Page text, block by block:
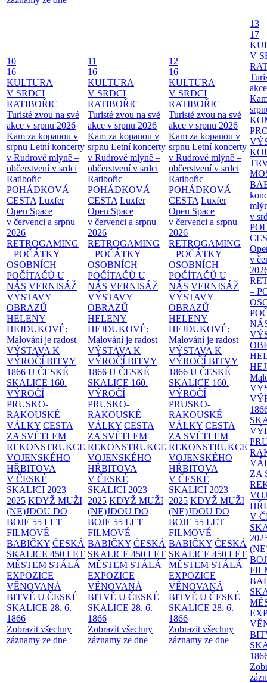
10
16
KULTURA
V SRDCI
RATIBOŘIC
Turisté zvou na své
akce v srpnu 2026
Kam za kopanou v
srpnu Letní koncerty
v Rudrově mlýně –
občerstvení v srdci
Ratibořic
POHÁDKOVÁ
CESTA Luxfer
Open Space
v červenci a srpnu
2026
RETROGAMING
– POČÁTKY
OSOBNÍCH
POČÍTAČŮ U
NÁS VERNISÁŽ
VÝSTAVY
OBRAZŮ
HELENY
HEJDUKOVÉ:
Malování je radost
VÝSTAVA K
VÝROČÍ BITVY
1866 U ČESKÉ
SKALICE 160.
VÝROČÍ
PRUSKO-
RAKOUSKÉ
VÁLKY CESTA
ZA SVĚTLEM
REKONSTRUKCE
VOJENSKÉHO
HŘBITOVA
V ČESKÉ
SKALICI 2023–
2025 KDYŽ MUŽI
(NE)JDOU DO
BOJE 55 LET
FILMOVÉ
BABIČKY ČESKÁ
SKALICE 450 LET
MĚSTEM STÁLÁ
EXPOZICE
VĚNOVANÁ
BITVĚ U ČESKÉ
SKALICE 28. 6.
1866
Zobrazit všechny
záznamy ze dne
11
16
KULTURA
V SRDCI
RATIBOŘIC
Turisté zvou na své
akce v srpnu 2026
Kam za kopanou v
srpnu Letní koncerty
v Rudrově mlýně –
občerstvení v srdci
Ratibořic
POHÁDKOVÁ
CESTA Luxfer
Open Space
v červenci a srpnu
2026
RETROGAMING
– POČÁTKY
OSOBNÍCH
POČÍTAČŮ U
NÁS VERNISÁŽ
VÝSTAVY
OBRAZŮ
HELENY
HEJDUKOVÉ:
Malování je radost
VÝSTAVA K
VÝROČÍ BITVY
1866 U ČESKÉ
SKALICE 160.
VÝROČÍ
PRUSKO-
RAKOUSKÉ
VÁLKY CESTA
ZA SVĚTLEM
REKONSTRUKCE
VOJENSKÉHO
HŘBITOVA
V ČESKÉ
SKALICI 2023–
2025 KDYŽ MUŽI
(NE)JDOU DO
BOJE 55 LET
FILMOVÉ
BABIČKY ČESKÁ
SKALICE 450 LET
MĚSTEM STÁLÁ
EXPOZICE
VĚNOVANÁ
BITVĚ U ČESKÉ
SKALICE 28. 6.
1866
Zobrazit všechny
záznamy ze dne
12
16
KULTURA
V SRDCI
RATIBOŘIC
Turisté zvou na své
akce v srpnu 2026
Kam za kopanou v
srpnu Letní koncerty
v Rudrově mlýně –
občerstvení v srdci
Ratibořic
POHÁDKOVÁ
CESTA Luxfer
Open Space
v červenci a srpnu
2026
RETROGAMING
– POČÁTKY
OSOBNÍCH
POČÍTAČŮ U
NÁS VERNISÁŽ
VÝSTAVY
OBRAZŮ
HELENY
HEJDUKOVÉ:
Malování je radost
VÝSTAVA K
VÝROČÍ BITVY
1866 U ČESKÉ
SKALICE 160.
VÝROČÍ
PRUSKO-
RAKOUSKÉ
VÁLKY CESTA
ZA SVĚTLEM
REKONSTRUKCE
VOJENSKÉHO
HŘBITOVA
V ČESKÉ
SKALICI 2023–
2025 KDYŽ MUŽI
(NE)JDOU DO
BOJE 55 LET
FILMOVÉ
BABIČKY ČESKÁ
SKALICE 450 LET
MĚSTEM STÁLÁ
EXPOZICE
VĚNOVANÁ
BITVĚ U ČESKÉ
SKALICE 28. 6.
1866
Zobrazit všechny
záznamy ze dne
13
17
V
v
v
–
ZA
V